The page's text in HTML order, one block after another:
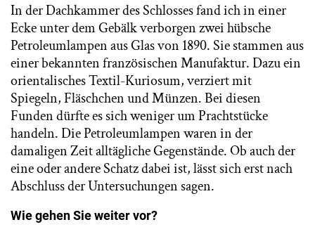
In der Dachkammer des Schlosses fand ich in einer
Ecke unter dem Gebälk verborgen zwei hübsche
Petroleumlampen aus Glas von 1890. Sie stammen aus
einer bekannten französischen Manufaktur. Dazu ein
orientalisches Textil-Kuriosum, verziert mit
Spiegeln, Fläschchen und Münzen. Bei diesen
Funden dürfte es sich weniger um Prachtstücke
handeln. Die Petroleumlampen waren in der
damaligen Zeit alltägliche Gegenstände. Ob auch der
eine oder andere Schatz dabei ist, lässt sich erst nach
Abschluss der Untersuchungen sagen.
Wie gehen Sie weiter vor?